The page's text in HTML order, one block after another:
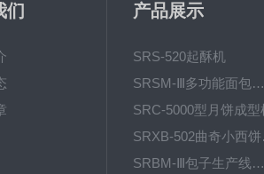
们 产品展示
SRS-520起酥机
SRSM-Ⅲ多功能面包生产线 酥饼机
SRC-5000型月饼成型
SRBM-Ⅲ包子生产线（包子机）